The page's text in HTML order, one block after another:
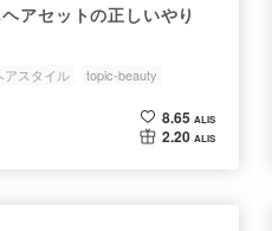
アセットの正しいやり
アスタイル topic-beauty
8.65 ALIS
2.20 ALIS